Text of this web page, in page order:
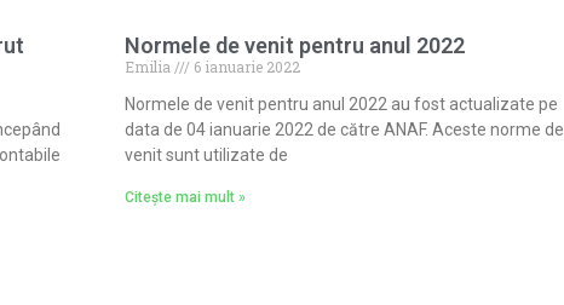
Normele de venit pentru anul 2022
Emilia
6 ianuarie 2022
Normele de venit pentru anul 2022 au fost actualizate pe
data de 04 ianuarie 2022 de către ANAF. Aceste norme de
venit sunt utilizate de
Citește mai mult »